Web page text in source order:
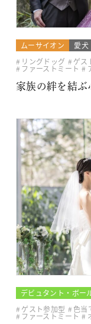
ムーサイオン 愛犬
リングドッグ
ゲス
ファーストミート
家族の絆を結ぶ
デビュタント・ボー
ゲスト参加型
色当
ファーストミート